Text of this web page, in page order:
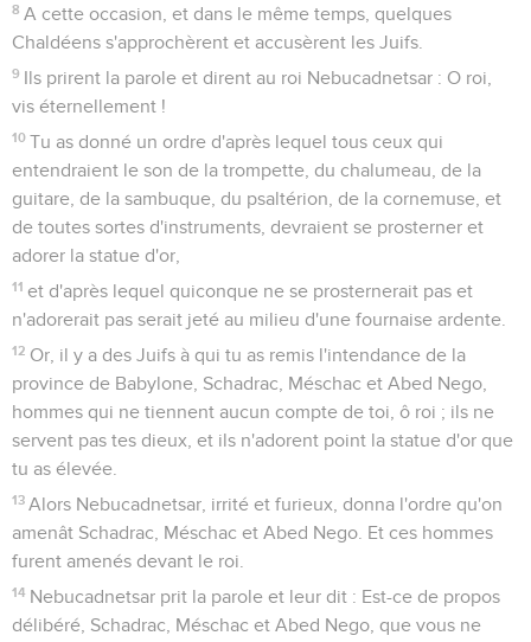
8 A cette occasion, et dans le même temps, quelques
Chaldéens s'approchèrent et accusèrent les Juifs.
9 Ils prirent la parole et dirent au roi Nebucadnetsar : O roi,
vis éternellement !
10 Tu as donné un ordre d'après lequel tous ceux qui
entendraient le son de la trompette, du chalumeau, de la
guitare, de la sambuque, du psaltérion, de la cornemuse, et
de toutes sortes d'instruments, devraient se prosterner et
adorer la statue d'or,
11 et d'après lequel quiconque ne se prosternerait pas et
n'adorerait pas serait jeté au milieu d'une fournaise ardente.
12 Or, il y a des Juifs à qui tu as remis l'intendance de la
province de Babylone, Schadrac, Méschac et Abed Nego,
hommes qui ne tiennent aucun compte de toi, ô roi ; ils ne
servent pas tes dieux, et ils n'adorent point la statue d'or que
tu as élevée.
13 Alors Nebucadnetsar, irrité et furieux, donna l'ordre qu'on
amenât Schadrac, Méschac et Abed Nego. Et ces hommes
furent amenés devant le roi.
14 Nebucadnetsar prit la parole et leur dit : Est-ce de propos
délibéré, Schadrac, Méschac et Abed Nego, que vous ne